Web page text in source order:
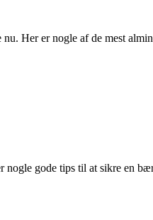
Her er nogle af de mest
nogle gode tips til at sikre en